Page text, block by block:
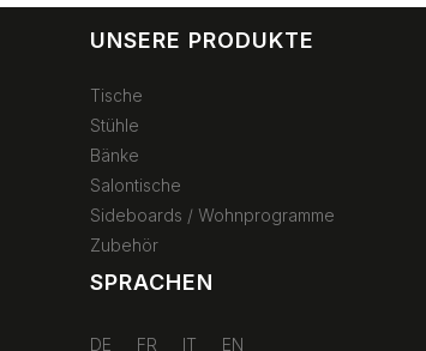
UNSERE PRODUKTE
Tische
Stühle
Bänke
Salontische
Sideboards / Wohnprogramme
Zubehör
SPRACHEN
DE FR IT EN